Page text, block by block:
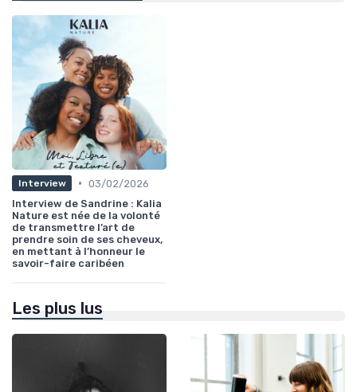
Interview • 03/02/2026
Interview de Sandrine : Kalia
Nature est née de la volonté
de transmettre l’art de
prendre soin de ses cheveux,
en mettant à l’honneur le
savoir-faire caribéen
Les plus lus